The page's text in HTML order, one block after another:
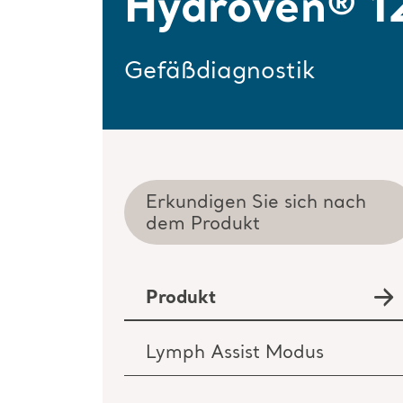
Hydroven®
Gefäßdiagnostik
Erkundigen Sie sich nach
dem Produkt
Produkt
Lymph Assist Modus